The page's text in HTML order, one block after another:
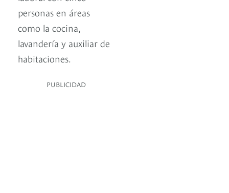
personas en áreas
como la cocina,
lavandería y auxiliar de
habitaciones.
PUBLICIDAD